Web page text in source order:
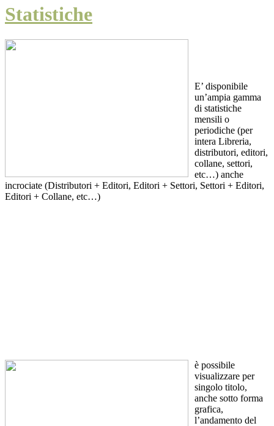
Statistiche
E’ disponibile
un’ampia gamma
di statistiche
mensili o
periodiche (per
intera Libreria,
distributori, editori,
collane, settori,
etc…) anche
incrociate (Distributori + Editori, Editori + Settori, Settori + Editori,
Editori + Collane, etc…)
è possibile
visualizzare per
singolo titolo,
anche sotto forma
grafica,
l’andamento del